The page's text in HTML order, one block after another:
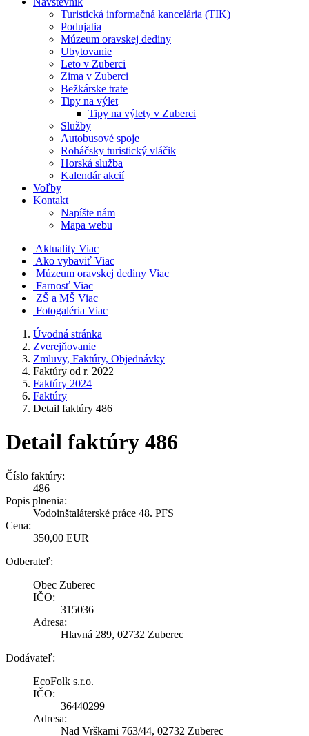
Turistická informačná kancelária (TIK)
Podujatia
Múzeum oravskej dediny
Ubytovanie
Leto v Zuberci
Zima v Zuberci
Bežkárske trate
Tipy na výlet
Tipy na výlety v Zuberci
Služby
Autobusové spoje
Roháčsky turistický vláčik
Horská služba
Kalendár akcií
Voľby
Kontakt
Napíšte nám
Mapa webu
Aktuality Viac
Ako vybaviť Viac
Múzeum oravskej dediny Viac
Farnosť Viac
ZŠ a MŠ Viac
Fotogaléria Viac
Úvodná stránka
Zverejňovanie
Zmluvy, Faktúry, Objednávky
Faktúry od r. 2022
Faktúry 2024
Faktúry
Detail faktúry 486
Detail faktúry 486
Číslo faktúry:
486
Popis plnenia:
Vodoinštaláterské práce 48. PFS
Cena:
350,00 EUR
Odberateľ:
Obec Zuberec
IČO:
315036
Adresa:
Hlavná 289, 02732 Zuberec
Dodávateľ:
EcoFolk s.r.o.
IČO:
36440299
Adresa:
Nad Vrškami 763/44, 02732 Zuberec